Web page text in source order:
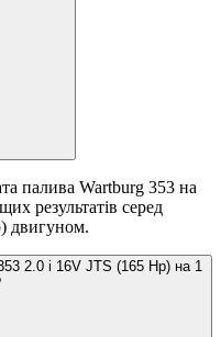
палива Wartburg 353 на
результатів серед
двигуном.
2.0 i 16V JTS (165 Hp) на 1